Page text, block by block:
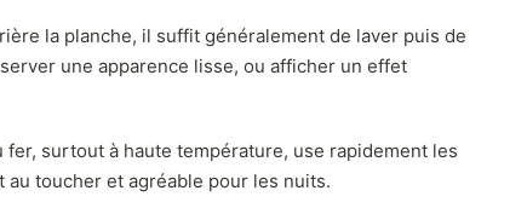
la planche, il suffit généralement de laver puis de
une apparence lisse, ou afficher un effet
surtout à haute température, use rapidement les
toucher et agréable pour les nuits.